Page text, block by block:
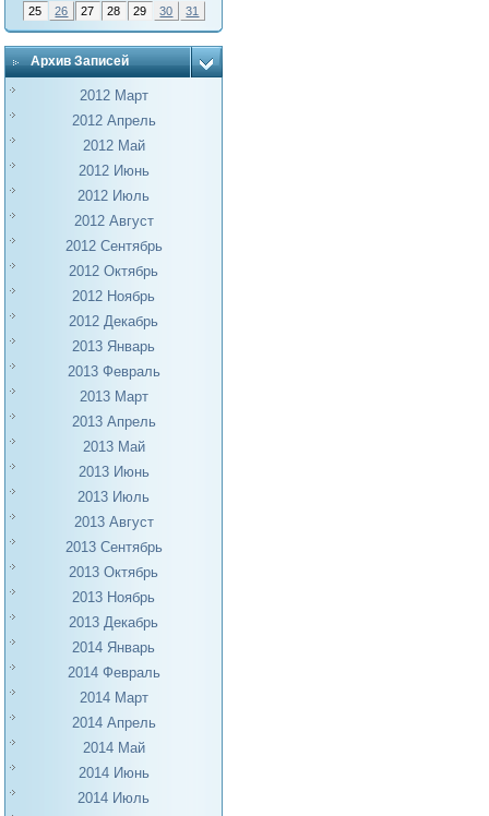
25
26 27 28 29 30 31
Архив Записей
2012 Март
2012 Апрель
2012 Май
2012 Июнь
2012 Июль
2012 Август
2012 Сентябрь
2012 Октябрь
2012 Ноябрь
2012 Декабрь
2013 Январь
2013 Февраль
2013 Март
2013 Апрель
2013 Май
2013 Июнь
2013 Июль
2013 Август
2013 Сентябрь
2013 Октябрь
2013 Ноябрь
2013 Декабрь
2014 Январь
2014 Февраль
2014 Март
2014 Апрель
2014 Май
2014 Июнь
2014 Июль